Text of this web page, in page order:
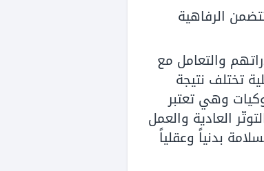
الرفاهية
والتعامل مع
تختلف نتيجة
وهي تعتبر
العادية والعمل
بدنياً وعقلياً